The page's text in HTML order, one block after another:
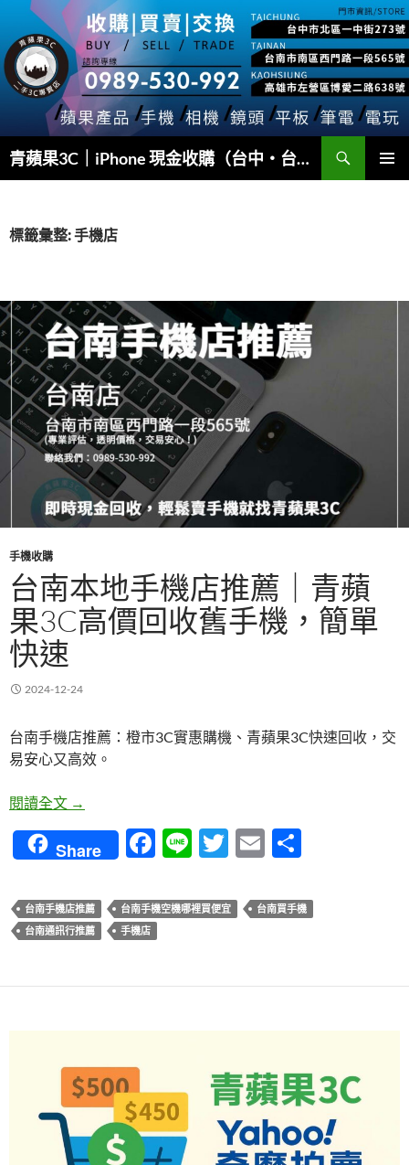
主
要
青蘋果3C｜iPhone 現金收購（台中・台南・高雄）
搜
尋
標籤彙整: 手機店
手機收購
台南本地手機店推薦｜青蘋
果3C高價回收舊手機，簡單
快速
2024-12-24
台南手機店推薦：橙市3C實惠購機、青蘋果3C快速回收，交
易安心又高效。
閱讀全文 台南本地手機店推薦｜青蘋果3C高價回收舊手機，
→
Share
F
e
b
o
Li
e
T
itt
E
ail
台南手機店推薦 台南手機空機哪裡買便宜
台南買手機
台南通訊行推薦
手機店